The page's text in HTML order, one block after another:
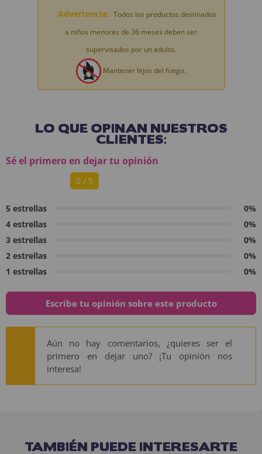
Advertencia: Todos los productos destinados
a niños menores de 36 meses deben ser
supervisados por un adulto.
Mantener lejos del fuego.
LO QUE OPINAN NUESTROS
CLIENTES:
Sé el primero en dejar tu opinión
0 / 5
5 estrellas
0%
4 estrellas
0%
3 estrellas
0%
2 estrellas
0%
1 estrellas
0%
Escribe tu opinión sobre este producto
Aún no hay comentarios, ¿quieres ser el
primero en dejar uno? ¡Tu opinión nos
interesa!
TAMBIÉN PUEDE INTERESARTE